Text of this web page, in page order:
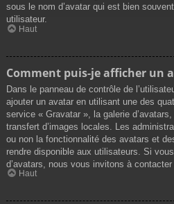
sous le nom d’avatar qui est bien
utilisateur.
Haut
Comment puis-je afficher un
Dans le panneau de contrôle de
ajouter un avatar en utilisant une des
service « Gravatar », la galerie
transfert d’images locales. Les
ou non la fonctionnalité des avatars et
rendre disponible aux utilisateurs. Si
d’avatars, nous vous invitons à
Haut